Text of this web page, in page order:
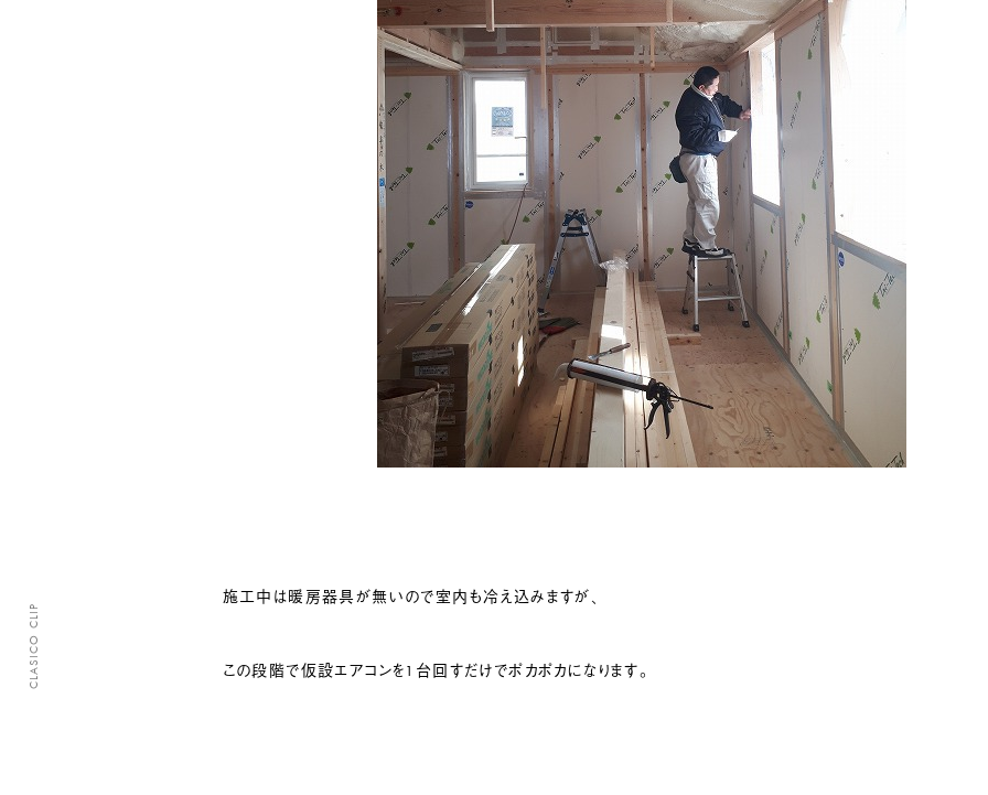
施工中は暖房器具が無いので室内も冷え込みますが、
この段階で仮設エアコンを1台回すだけでポカポカになります。
CLASICO CLIP